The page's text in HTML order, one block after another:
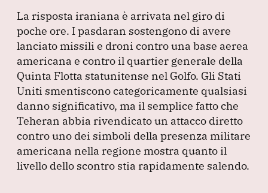
La risposta iraniana è arrivata nel giro di
poche ore. I pasdaran sostengono di avere
lanciato missili e droni contro una base aerea
americana e contro il quartier generale della
Quinta Flotta statunitense nel Golfo. Gli Stati
Uniti smentiscono categoricamente qualsiasi
danno significativo, ma il semplice fatto che
Teheran abbia rivendicato un attacco diretto
contro uno dei simboli della presenza militare
americana nella regione mostra quanto il
livello dello scontro stia rapidamente salendo.